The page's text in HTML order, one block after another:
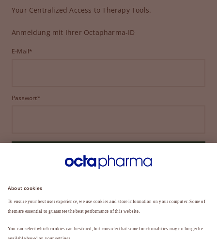
Your Centralized Access to Therapy Tools.
Anmeldung mit Ihrer Octapharma-ID
E-Mail*
Passwort*
ANMELDEN